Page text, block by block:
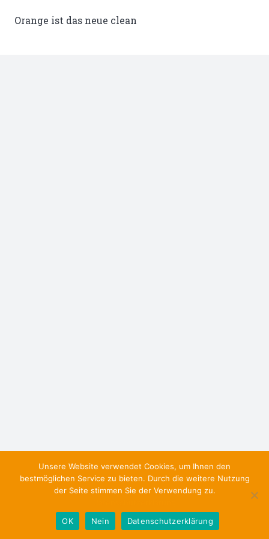
Orange ist das neue clean
Unsere Website verwendet Cookies, um Ihnen den
bestmöglichen Service zu bieten. Durch die weitere Nutzung
der Seite stimmen Sie der Verwendung zu.
OK
Nein Datenschutzerklärung